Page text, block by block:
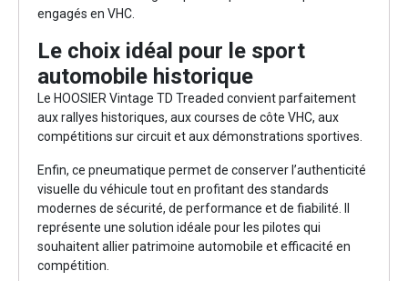
engagés en VHC.
Le choix idéal pour le sport
automobile historique
Le HOOSIER Vintage TD Treaded convient parfaitement
aux rallyes historiques, aux courses de côte VHC, aux
compétitions sur circuit et aux démonstrations sportives.
Enfin, ce pneumatique permet de conserver l’authenticité
visuelle du véhicule tout en profitant des standards
modernes de sécurité, de performance et de fiabilité. Il
représente une solution idéale pour les pilotes qui
souhaitent allier patrimoine automobile et efficacité en
compétition.